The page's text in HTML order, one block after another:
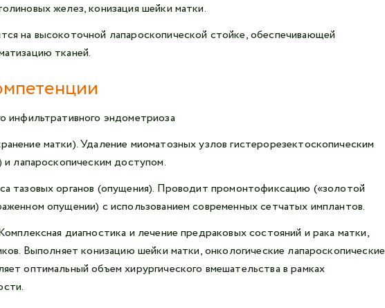
желез, конизация шейки матки.
на высокоточной лапароскопической стойке, обеспечивающей
тканей.
инфильтративного эндометриоза
матки). Удаление миоматозных узлов гистерорезектоскопическим
лапароскопическим доступом.
тазовых органов (опущения). Проводит промонтофиксацию («золотой
опущении) с использованием современных сетчатых имплантов.
диагностика и лечение предраковых состояний и рака матки,
Выполняет конизацию шейки матки, онкологические лапароскопические
оптимальный объем хирургического вмешательства в рамках